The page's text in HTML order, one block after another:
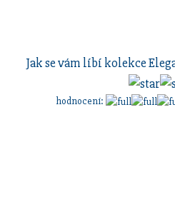
Jak se vám líbí kolekce
hodnocení: